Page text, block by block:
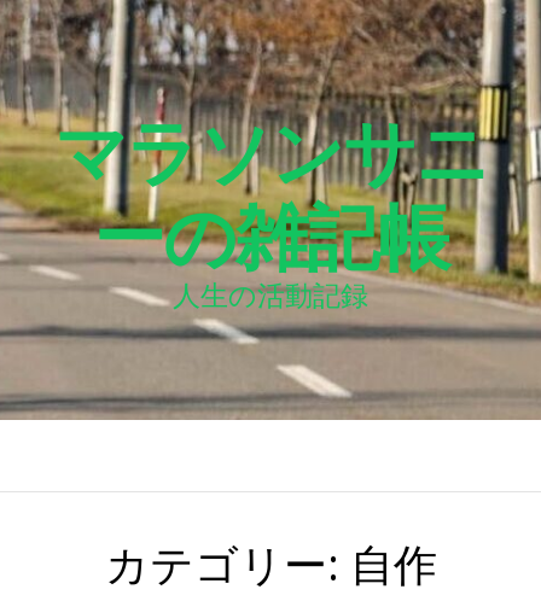
マラソンサニ
ーの雑記帳
人生の活動記録
カテゴリー: 自作